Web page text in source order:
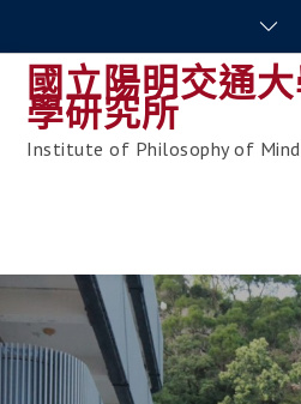
content國立陽明交通
學研究所
Institute of Philosophy of Mind